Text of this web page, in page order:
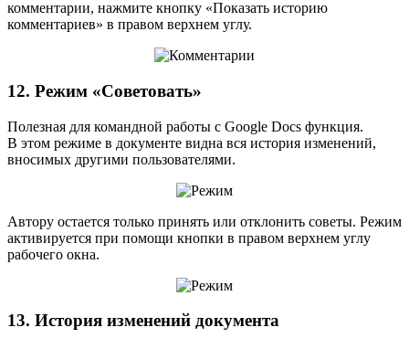
комментарии, нажмите кнопку «Показать историю
комментариев» в правом верхнем углу.
12. Режим «Советовать»
Полезная для командной работы с Google Docs функция.
В этом режиме в документе видна вся история изменений,
вносимых другими пользователями.
Автору остается только принять или отклонить советы. Режим
активируется при помощи кнопки в правом верхнем углу
рабочего окна.
13. История изменений документа